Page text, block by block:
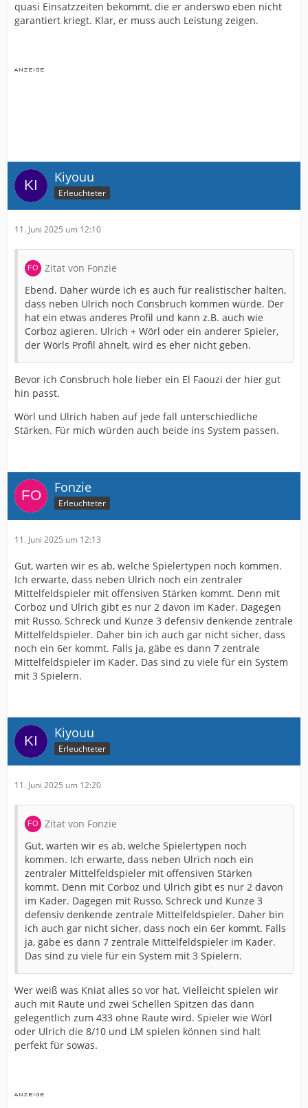
quasi Einsatzzeiten bekommt, die er anderswo eben nicht
garantiert kriegt. Klar, er muss auch Leistung zeigen.
Kiyouu
Erleuchteter
11. Juni 2025 um 12:10
Zitat von Fonzie
Ebend. Daher würde ich es auch für realistischer halten,
dass neben Ulrich noch Consbruch kommen würde. Der
hat ein etwas anderes Profil und kann z.B. auch wie
Corboz agieren. Ulrich + Wörl oder ein anderer Spieler,
der Wörls Profil ähnelt, wird es eher nicht geben.
Bevor ich Consbruch hole lieber ein El Faouzi der hier gut
hin passt.
Wörl und Ulrich haben auf jede fall unterschiedliche
Stärken. Für mich würden auch beide ins System passen.
Fonzie
Erleuchteter
11. Juni 2025 um 12:13
Gut, warten wir es ab, welche Spielertypen noch kommen.
Ich erwarte, dass neben Ulrich noch ein zentraler
Mittelfeldspieler mit offensiven Stärken kommt. Denn mit
Corboz und Ulrich gibt es nur 2 davon im Kader. Dagegen
mit Russo, Schreck und Kunze 3 defensiv denkende zentrale
Mittelfeldspieler. Daher bin ich auch gar nicht sicher, dass
noch ein 6er kommt. Falls ja, gäbe es dann 7 zentrale
Mittelfeldspieler im Kader. Das sind zu viele für ein System
mit 3 Spielern.
Kiyouu
Erleuchteter
11. Juni 2025 um 12:20
Zitat von Fonzie
Gut, warten wir es ab, welche Spielertypen noch
kommen. Ich erwarte, dass neben Ulrich noch ein
zentraler Mittelfeldspieler mit offensiven Stärken
kommt. Denn mit Corboz und Ulrich gibt es nur 2 davon
im Kader. Dagegen mit Russo, Schreck und Kunze 3
defensiv denkende zentrale Mittelfeldspieler. Daher bin
ich auch gar nicht sicher, dass noch ein 6er kommt. Falls
ja, gäbe es dann 7 zentrale Mittelfeldspieler im Kader.
Das sind zu viele für ein System mit 3 Spielern.
Wer weiß was Kniat alles so vor hat. Vielleicht spielen wir
auch mit Raute und zwei Schellen Spitzen das dann
gelegentlich zum 433 ohne Raute wird. Spieler wie Wörl
oder Ulrich die 8/10 und LM spielen können sind halt
perfekt für sowas.